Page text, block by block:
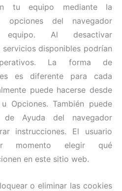
tu equipo mediante la
opciones del navegador
Al desactivar
disponibles podrían
La forma de
es diferente para cada
puede hacerse desde
Opciones. También puede
de Ayuda del navegador
instrucciones. El usuario
momento elegir qué
en este sitio web.
o eliminar las cookies